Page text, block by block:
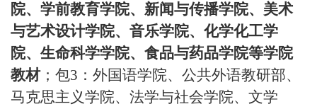
院、学前教育学院、新闻与传播学院、美术
与艺术设计学院、音乐学院、化学化工学
院、生命科学学院、食品与药品学院等学院
教材；包3：外国语学院、公共外语教研部、
马克思主义学院、法学与社会学院、文学